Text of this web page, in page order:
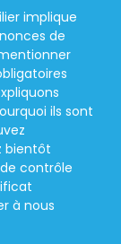
implique
de
ils sont
bientôt
contrôle
à nous